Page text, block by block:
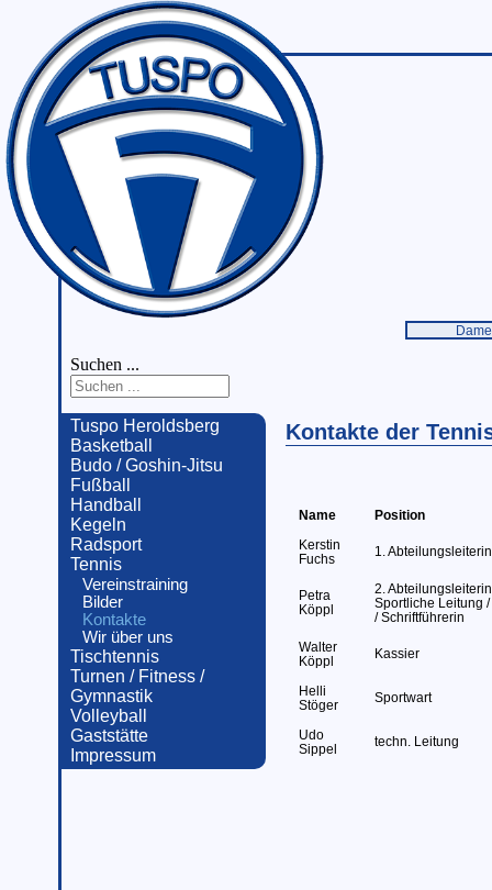
Suchen ...
Tuspo Heroldsberg
Basketball
Budo / Goshin-Jitsu
Fußball
Handball
Kegeln
Radsport
Tennis
Vereinstraining
Bilder
Kontakte
Wir über uns
Tischtennis
Turnen / Fitness /
Gymnastik
Volleyball
Gaststätte
Impressum
Kontakte der
Name Position
Kerstin
Fuchs
1. Abteilungsleiterin
Petra
Köppl
2.
Sportliche Leitung
/ Schriftführerin
Walter
Köppl
Kassier
Helli
Stöger
Sportwart
Udo
Sippel
techn. Leitung